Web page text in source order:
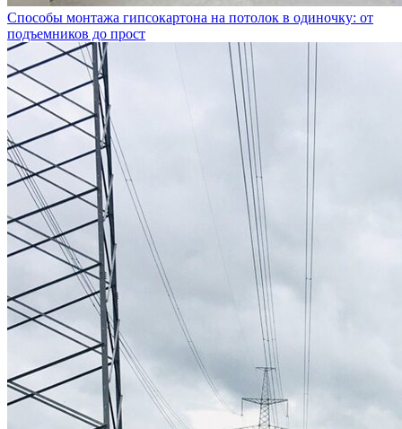
Способы монтажа гипсокартона на потолок в одиночку: от
подъемников до прост